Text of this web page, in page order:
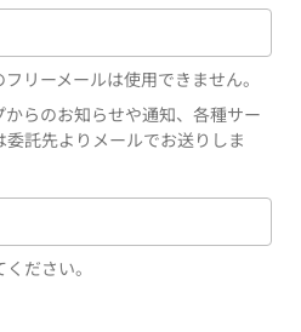
リーメールは使用できません。
らのお知らせや通知、各種サー
託先よりメールでお送りしま
ださい。